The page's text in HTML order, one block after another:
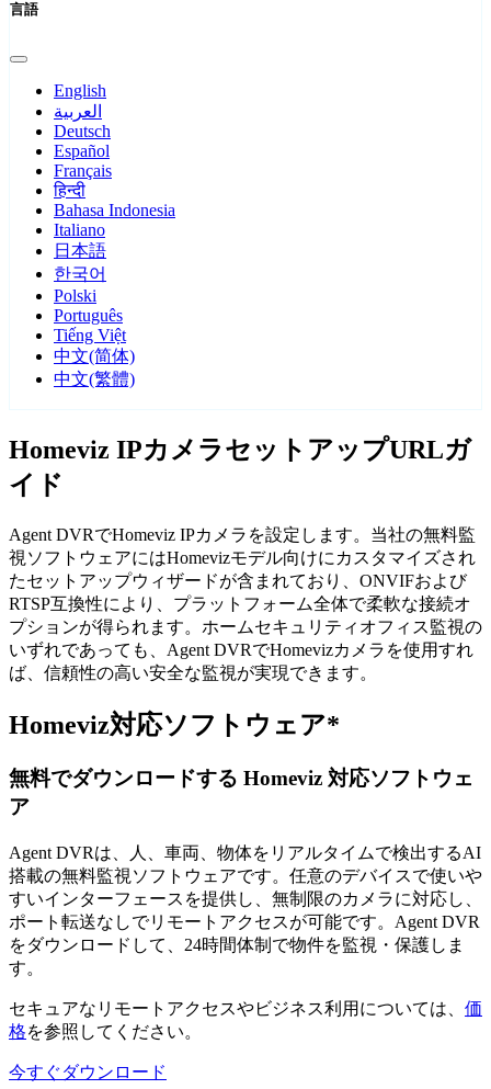
言語
English
العربية
Deutsch
Español
Français
हिन्दी
Bahasa Indonesia
Italiano
日本語
한국어
Polski
Português
Tiếng Việt
中文(简体)
中文(繁體)
Homeviz IPカメラセットアップURLガ
イド
Agent DVRでHomeviz IPカメラを設定します。当社の無料監
視ソフトウェアにはHomevizモデル向けにカスタマイズされ
たセットアップウィザードが含まれており、ONVIFおよび
RTSP互換性により、プラットフォーム全体で柔軟な接続オ
プションが得られます。ホームセキュリティオフィス監視の
いずれであっても、Agent DVRでHomevizカメラを使用すれ
ば、信頼性の高い安全な監視が実現できます。
Homeviz対応ソフトウェア*
無料でダウンロードする Homeviz 対応ソフトウェ
ア
Agent DVRは、人、車両、物体をリアルタイムで検出するAI
搭載の無料監視ソフトウェアです。任意のデバイスで使いや
すいインターフェースを提供し、無制限のカメラに対応し、
ポート転送なしでリモートアクセスが可能です。Agent DVR
をダウンロードして、24時間体制で物件を監視・保護しま
す。
セキュアなリモートアクセスやビジネス利用については、 価
格を参照してください。
今すぐダウンロード